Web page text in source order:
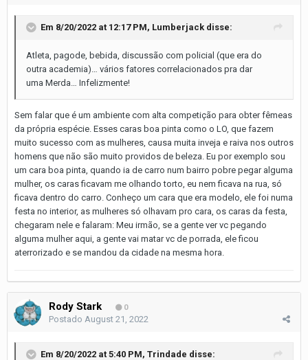
Em 8/20/2022 at 12:17 PM, Lumberjack disse:
Atleta, pagode, bebida, discussão com policial (que era do
outra academia)… vários fatores correlacionados pra dar
uma Merda… Infelizmente!
Sem falar que é um ambiente com alta competição para obter fêmeas
da própria espécie. Esses caras boa pinta como o LO, que fazem
muito sucesso com as mulheres, causa muita inveja e raiva nos outros
homens que não são muito providos de beleza. Eu por exemplo sou
um cara boa pinta, quando ia de carro num bairro pobre pegar alguma
mulher, os caras ficavam me olhando torto, eu nem ficava na rua, só
ficava dentro do carro. Conheço um cara que era modelo, ele foi numa
festa no interior, as mulheres só olhavam pro cara, os caras da festa,
chegaram nele e falaram: Meu irmão, se a gente ver vc pegando
alguma mulher aqui, a gente vai matar vc de porrada, ele ficou
aterrorizado e se mandou da cidade na mesma hora.
Rody Stark 0
Postado August 21, 2022
Em 8/20/2022 at 5:40 PM, Trindade disse: